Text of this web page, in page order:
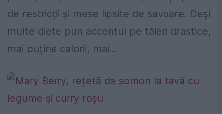
de restricții și mese lipsite de savoare. Deși
multe diete pun accentul pe tăieri drastice,
mai puține calorii, mai...